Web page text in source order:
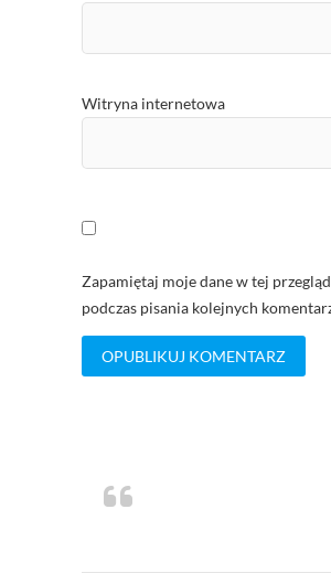
Witryna internetowa
Zapamiętaj moje dane w tej
podczas pisania kolejnych